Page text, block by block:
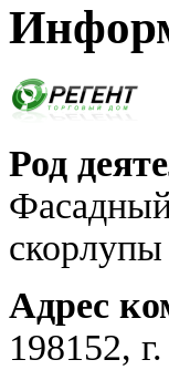
Род
Адрес
198152,